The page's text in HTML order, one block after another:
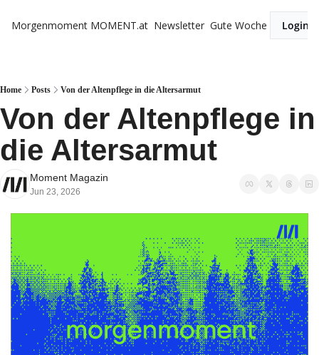
Morgenmoment MOMENT.at Newsletter Gute Woche Login
Home Posts Von der Altenpflege in die Altersarmut
Von der Altenpflege in
die Altersarmut
Moment Magazin
Jun 23, 2026